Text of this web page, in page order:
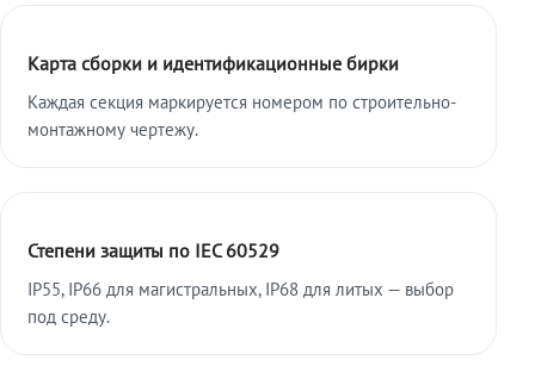
Карта сборки и идентификационные бирки
Каждая секция маркируется номером по строительно-
монтажному чертежу.
Степени защиты по IEC 60529
IP55, IP66 для магистральных, IP68 для литых — выбор
под среду.